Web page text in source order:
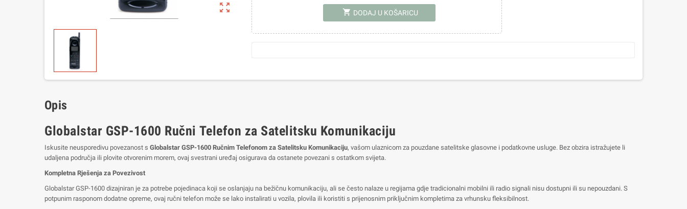
zoom_out_map shopping_cart DODAJ U KOŠARICU
Opis
Globalstar GSP-1600 Ručni Telefon za Satelitsku Komunikaciju
Iskusite neusporedivu povezanost s Globalstar GSP-1600 Ručnim Telefonom za Satelitsku Komunikaciju, vašom ulaznicom za pouzdane satelitske glasovne i podatkovne usluge. Bez obzira istražujete li
udaljena područja ili plovite otvorenim morem, ovaj svestrani uređaj osigurava da ostanete povezani s ostatkom svijeta.
Kompletna Rješenja za Povezivost
Globalstar GSP-1600 dizajniran je za potrebe pojedinaca koji se oslanjaju na bežičnu komunikaciju, ali se često nalaze u regijama gdje tradicionalni mobilni ili radio signali nisu dostupni ili su nepouzdani. S
potpunim rasponom dodatne opreme, ovaj ručni telefon može se lako instalirati u vozila, plovila ili koristiti s prijenosnim priključnim kompletima za vrhunsku fleksibilnost.